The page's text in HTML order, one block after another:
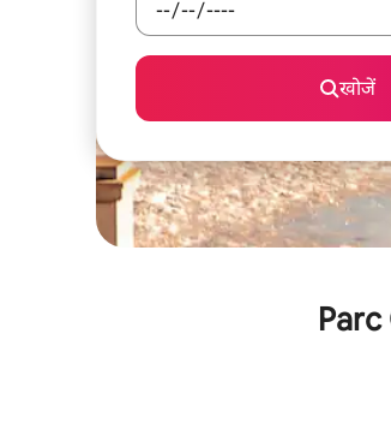
खोजें
Parc